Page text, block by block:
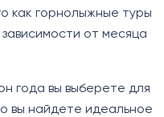
как горнолыжные туры
от месяца
года вы выберете для
вы найдете идеальное